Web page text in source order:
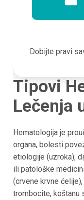
Dobijte pravi
Tipovi
Lečenja
Hematologija je
organa, bolesti
etiologije (uzroka),
ili patološke
(crvene krvne
trombocite, koštanu